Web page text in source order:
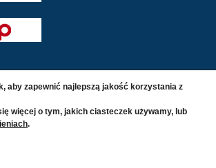
Wszelkie prawa zastrzeżone. |
i cookies
aby zapewnić najlepszą jakość korzystania z
więcej o tym, jakich ciasteczek używamy, lub
.